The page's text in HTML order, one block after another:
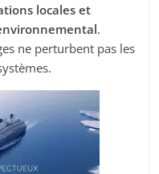
locales et
.
ne perturbent pas les